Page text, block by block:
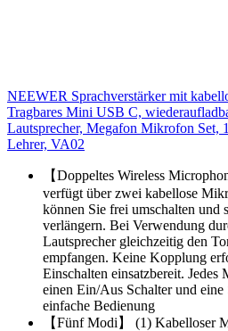
NEEWER Sprachverstärker mit
Tragbares Mini USB C,
Lautsprecher, Megafon Mikrofon Set,
Lehrer, VA02
【Doppeltes Wireless
verfügt über zwei kabellose
können Sie frei umschalten und
verlängern. Bei Verwendung
Lautsprecher gleichzeitig den
empfangen. Keine Kopplung
Einschalten einsatzbereit.
einen Ein/Aus Schalter und eine
einfache Bedienung
【Fünf Modi】 (1) Kabelloser